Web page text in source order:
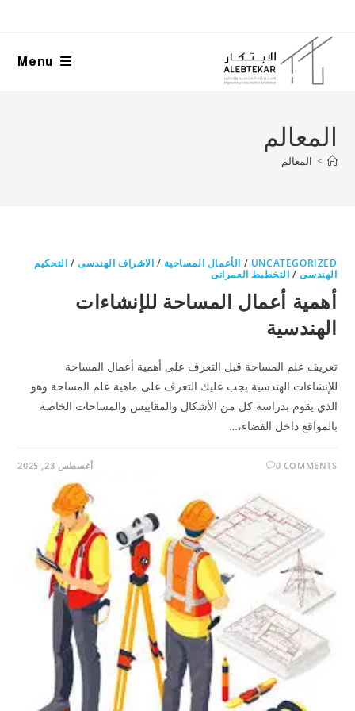
content
Menu
المعالم
> المعالم
UNCATEGORIZED
/ الأعمال المساحية / الاشراف الهندسى/ التحكيم
الهندسى/ التخطيط العمرانى
أهمية أعمال المساحة للإنشاءات
الهندسية
تعريف علم المساحة قبل التعرف على أهمية أعمال المساحة
للإنشاءات الهندسية يجب عليك التعرف على ماهية علم المساحة وهو
الذي يقوم بدراسة كل من الأشكال والمقاييس والمساحات الخاصة
بالمواقع داخل الفضاء،…
0 COMMENTS أغسطس 23, 2025